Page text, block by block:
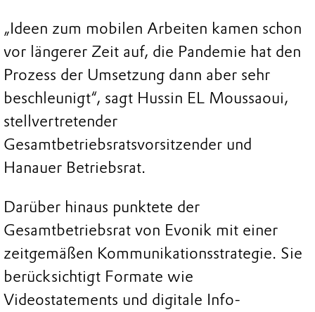
„Ideen zum mobilen Arbeiten kamen schon
vor längerer Zeit auf, die Pandemie hat den
Prozess der Umsetzung dann aber sehr
beschleunigt“, sagt Hussin EL Moussaoui,
stellvertretender
Gesamtbetriebsratsvorsitzender und
Hanauer Betriebsrat.
Darüber hinaus punktete der
Gesamtbetriebsrat von Evonik mit einer
zeitgemäßen Kommunikationsstrategie. Sie
berücksichtigt Formate wie
Videostatements und digitale Info-